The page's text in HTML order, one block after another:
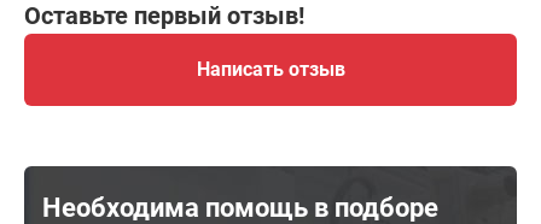
Оставьте первый отзыв!
Написать отзыв
Необходима помощь в подборе